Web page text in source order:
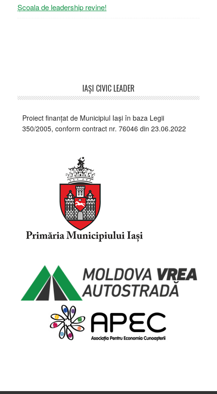
Școala de leadership revine!
IAŞI CIVIC LEADER
Proiect finanțat de Municipiul Iași în baza Legii
350/2005, conform contract nr. 76046 din 23.06.2022